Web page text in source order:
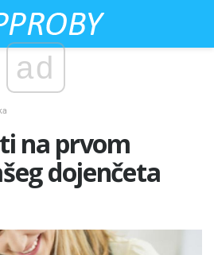
ad
​​na prvom
dojenčeta